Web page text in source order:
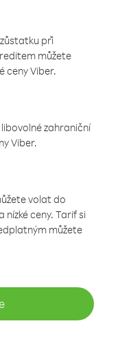
při
můžete
ceny Viber.
zahraniční
Viber.
volat do
nízké ceny. Tarif si
můžete